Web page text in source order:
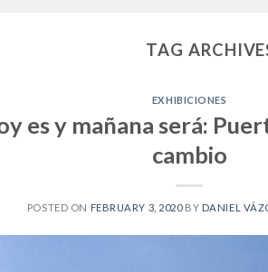
TAG
EXHIBICIONES
es y mañana será:
cambio
POSTED ON FEBRUARY 3, 2020BY DANIEL